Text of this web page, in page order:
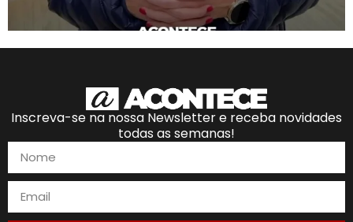
Inscreva-se na nossa Newsletter e receba novidades
todas as semanas!